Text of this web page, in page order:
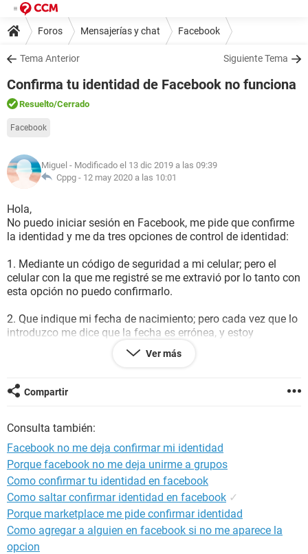
Foros Mensajerías y chat Facebook
Tema Anterior Siguiente Tema
Confirma tu identidad de Facebook no funciona
Resuelto/Cerrado
Facebook
Miguel - Modificado el 13 dic 2019 a las 09:39
Cppg - 12 may 2020 a las 10:01
Hola,
No puedo iniciar sesión en Facebook, me pide que confirme
la identidad y me da tres opciones de control de identidad:
1. Mediante un código de seguridad a mi celular; pero el
celular con la que me registré se me extravió por lo tanto con
esta opción no puedo confirmarlo.
2. Que indique mi fecha de nacimiento; pero cada vez que lo
introduzco me dice que la fecha es errónea, y estoy
plenamente seguro que la fecha que introduzco es la
correcta y lo mismo me sucede con la tercera opción.
3. Que identifique fotos de mis amigos; pero me dice
siempre que son erróneas y estoy 100% seguro que son
Desearía saber que puedo hace en este caso para recuperar
la cuenta e iniciar sesión o si hay manera de contactar con
ellos (Facebook) para que revisen porque los controles para
confirmar la identidad no me funcionan. ¿Qué puedo hacer
para recuperar la cuenta? Gracias.
Configuración:Windows / Firefox 71.0
Ver más
Compartir
Consulta también:
Facebook no me deja confirmar mi identidad
Porque facebook no me deja unirme a grupos
Como confirmar tu identidad en facebook
Como saltar confirmar identidad en facebook ✓
Porque marketplace me pide confirmar identidad
Como agregar a alguien en facebook si no me aparece la
opcion